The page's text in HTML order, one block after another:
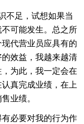
不足，试想如果当
可能发生。总之所
代营业员应具有的
效益，我越来越清
为此，我一定会在
真完成业绩，在上
业绩。
必要对我的行为作